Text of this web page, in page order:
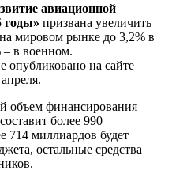
авиационной
годы» призвана увеличить
мировом рынке до 3,2% в
– в военном.
опубликовано на сайте
объем финансирования
более 990
714 миллиардов будет
остальные средства